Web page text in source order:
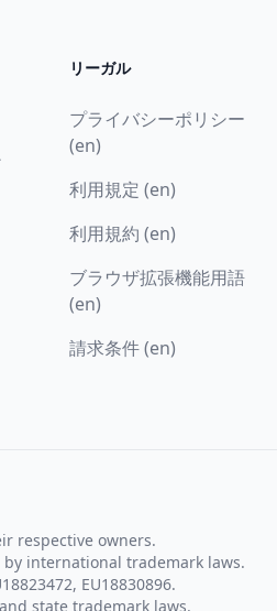
リーガル
プライバシーポリシー
(en)
利用規定 (en)
利用規約 (en)
ブラウザ拡張機能用語
(en)
請求条件 (en)
respective owners.
international trademark laws.
EU18830896.
state trademark laws.